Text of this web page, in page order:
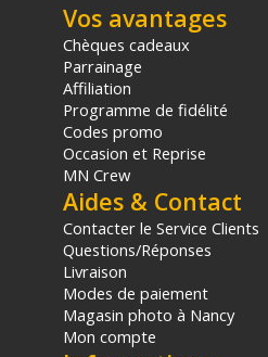
Vos avantages
Chèques cadeaux
Parrainage
Affiliation
Programme de fidélité
Codes promo
Occasion et Reprise
MN Crew
Aides & Contact
Contacter le Service Clients
Questions/Réponses
Livraison
Modes de paiement
Magasin photo à Nancy
Mon compte